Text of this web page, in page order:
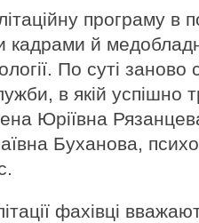
програму в
кадрами й
По суті
в якій успішно
Юріївна
Буханова,
фахівці